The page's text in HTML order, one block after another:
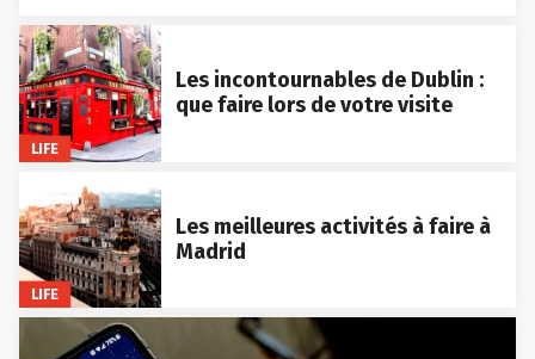
LIFE
Les incontournables de Dublin :
que faire lors de votre visite
LIFE
Les meilleures activités à faire à
Madrid